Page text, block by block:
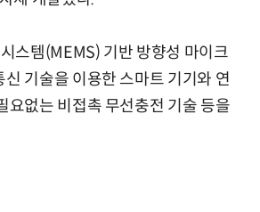
스템(MEMS) 기반 방향성 마이크
신 기술을 이용한 스마트 기기와 연
요없는 비접촉 무선충전 기술 등을